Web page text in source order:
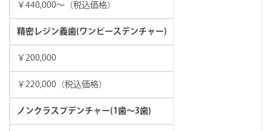
￥440,000～（税込価格）
精密レジン義歯(ワンピースデンチャー)
￥200,000
￥220,000（税込価格）
ノンクラスプデンチャー(1歯〜3歯)